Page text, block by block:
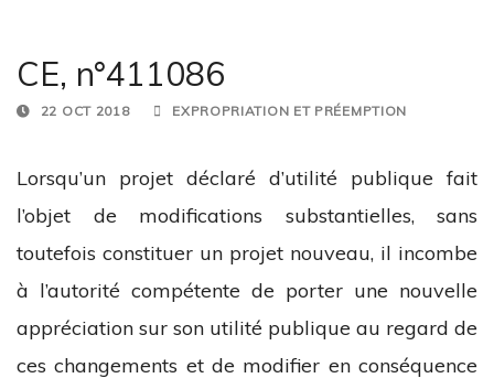
CE, n°411086
22 OCT 2018 EXPROPRIATION ET PRÉEMPTION
Lorsqu’un projet déclaré d’utilité publique fait
l’objet de modifications substantielles, sans
toutefois constituer un projet nouveau, il incombe
à l’autorité compétente de porter une nouvelle
appréciation sur son utilité publique au regard de
ces changements et de modifier en conséquence